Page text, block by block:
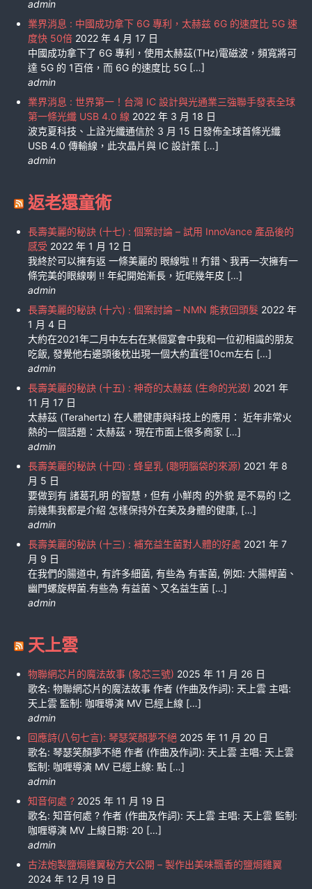
admin
業界消息 : 中國成功拿下 6G 專利，太赫兹 6G 的速度比 5G 速
度快 50倍 2022 年 4 月 17 日
中國成功拿下了 6G 專利，使用太赫茲(THz)電磁波，頻寬將可
達 5G 的 1百倍，而 6G 的速度比 5G […]
admin
業界消息 : 世界第一！台灣 IC 設計與光通業三強聯手發表全球
第一條光纖 USB 4.0 線 2022 年 3 月 18 日
波克夏科技、上詮光纖通信於 3 月 15 日發佈全球首條光纖
USB 4.0 傳輸線，此次晶片與 IC 設計策 […]
admin
返老還童術
長壽美麗的秘訣 (十七) : 個案討論 – 試用 InnoVance 產品後的
感受 2022 年 1 月 12 日
我終於可以擁有返 一條美麗的 眼線啦 !! 冇錯丶我再一次擁有一
條完美的眼線喇 !! 年紀開始漸長，近呢幾年皮 […]
admin
長壽美麗的秘訣 (十六) : 個案討論 – NMN 能救回頭髮 2022 年
1 月 4 日
大約在2021年二月中左右在某個宴會中我和一位初相識的朋友
吃飯, 發覺他右邊頭後枕出現一個大約直徑10cm左右 […]
admin
長壽美麗的秘訣 (十五) : 神奇的太赫兹 (生命的光波) 2021 年
11 月 17 日
太赫茲 (Terahertz) 在人體健康與科技上的應用： 近年非常火
熱的一個話題：太赫茲，現在市面上很多商家 […]
admin
長壽美麗的秘訣 (十四) : 蜂皇乳 (聰明腦袋的來源) 2021 年 8
月 5 日
要做到有 諸葛孔明 的智慧，但有 小鮮肉 的外貌 是不易的 !之
前幾集我都是介紹 怎樣保持外在美及身體的健康, […]
admin
長壽美麗的秘訣 (十三) : 補充益生菌對人體的好處 2021 年 7
月 9 日
在我們的腸道中, 有許多細菌, 有些為 有害菌, 例如: 大腸桿菌、
幽門螺旋桿菌.有些為 有益菌丶又名益生菌 […]
admin
天上雲
物聯網芯片的魔法故事 (象芯三號) 2025 年 11 月 26 日
歌名: 物聯網芯片的魔法故事 作者 (作曲及作詞): 天上雲 主唱:
天上雲 監制: 咖喱導演 MV 已經上線 […]
admin
回應詩(八句七言): 琴瑟笑顏夢不絕 2025 年 11 月 20 日
歌名: 琴瑟笑顏夢不絕 作者 (作曲及作詞): 天上雲 主唱: 天上雲
監制: 咖喱導演 MV 已經上線: 點 […]
admin
知音何處 ? 2025 年 11 月 19 日
歌名: 知音何處 ? 作者 (作曲及作詞): 天上雲 主唱: 天上雲 監制:
咖喱導演 MV 上線日期: 20 […]
admin
古法炮製鹽焗雞翼秘方大公開 – 製作出美味飄香的鹽焗雞翼
2024 年 12 月 19 日